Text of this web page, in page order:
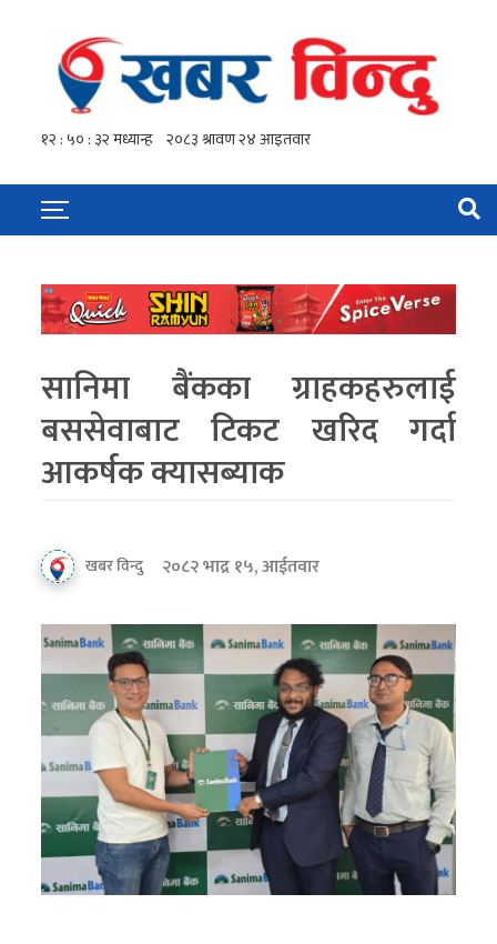
सानिमा बैंकका ग्राहकहरुलाई
बससेवाबाट टिकट खरिद गर्दा
आकर्षक क्यासब्याक
खबर विन्दु २०८२ भाद्र १५, आईतवार